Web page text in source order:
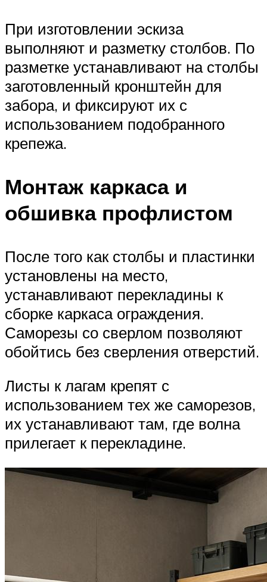
При изготовлении эскиза
выполняют и разметку столбов. По
разметке устанавливают на столбы
заготовленный кронштейн для
забора, и фиксируют их с
использованием подобранного
крепежа.
Монтаж каркаса и
обшивка профлистом
После того как столбы и пластинки
установлены на место,
устанавливают перекладины к
сборке каркаса ограждения.
Саморезы со сверлом позволяют
обойтись без сверления отверстий.
Листы к лагам крепят с
использованием тех же саморезов,
их устанавливают там, где волна
прилегает к перекладине.